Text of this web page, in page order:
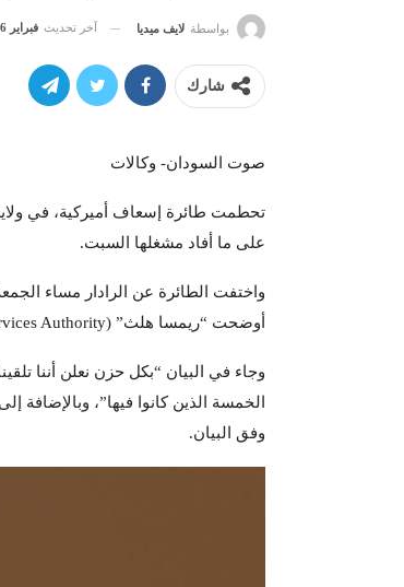
بواسطة لايف ميديا آخر تحديث فبراير 26, 2023
شارك
صوت السودان- وكالات
تحطمت طائرة إسعاف أميركية، في
على ما أفاد مشغلها السبت.
واختفت الطائرة عن الرادار مساء
أوضحت “ريمسا هلث” (Regional Emergency Medical Services Authority) في بيان.
وجاء في البيان “بكل حزن نعلن أننا
الخمسة الذين كانوا فيها”،
وفق البيان.